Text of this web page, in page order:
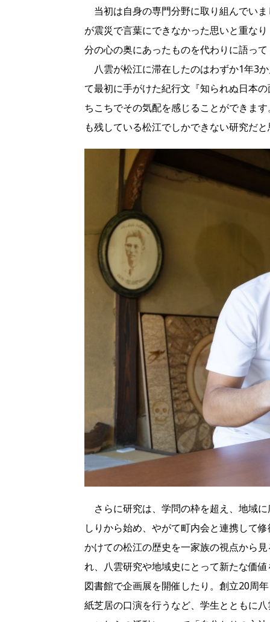
当初は自身の専門分野に取り組んでい
が震災で言葉にできなかった思いと重な
分の心の奥にあったものを代わりに語っ
八雲が松江に滞在したのはわずか1年3
て最初に手がけた紀行文『知られぬ日本
ちこちでその気配を感じることができま
も残している松江でしかできない研究だ
さらに研究は、学問の枠を超え、地域
しりから始め、やがて町内会と連携して
かけての松江の歴史を一家族の視点から
れ、八雲研究や地域史にとって新たな価
図書館で企画展を開催したり。創立20周
紙芝居の口演を行うなど、学生とともに